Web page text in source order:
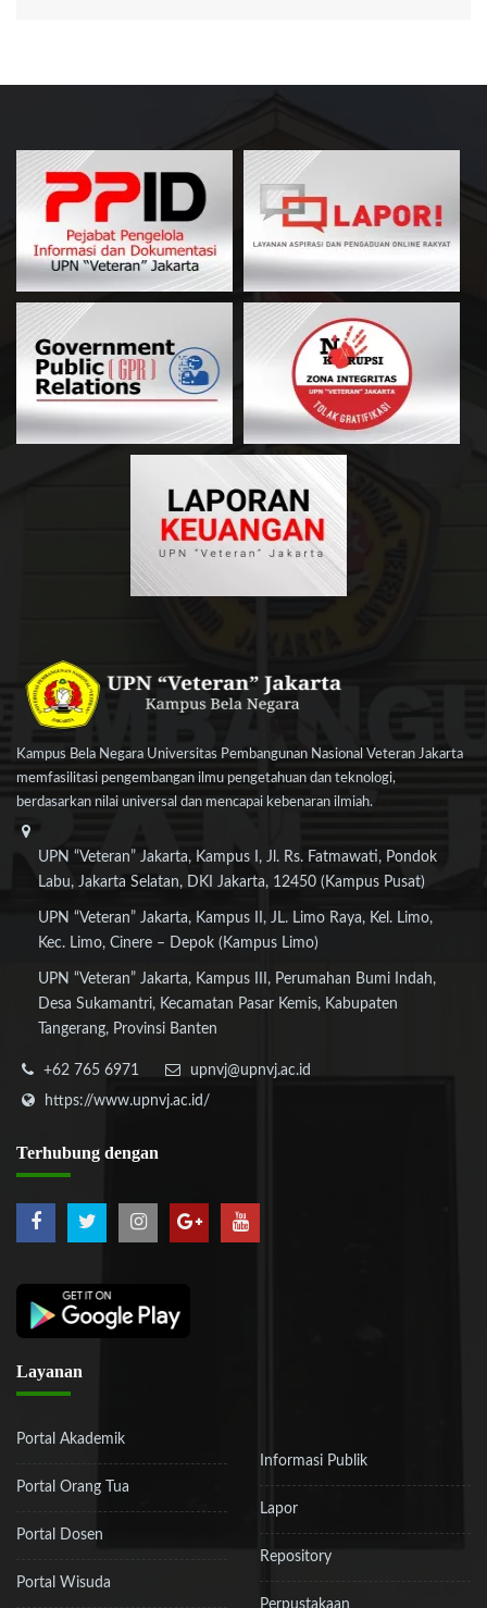
Kampus Bela Negara Universitas Pembangunan Nasional Veteran Jakarta
memfasilitasi pengembangan ilmu pengetahuan dan teknologi,
berdasarkan nilai universal dan mencapai kebenaran ilmiah.
UPN “Veteran” Jakarta, Kampus I, Jl. Rs. Fatmawati, Pondok
Labu, Jakarta Selatan, DKI Jakarta, 12450 (Kampus Pusat)
UPN “Veteran” Jakarta, Kampus II, JL. Limo Raya, Kel. Limo,
Kec. Limo, Cinere – Depok (Kampus Limo)
UPN “Veteran” Jakarta, Kampus III, Perumahan Bumi Indah,
Desa Sukamantri, Kecamatan Pasar Kemis, Kabupaten
Tangerang, Provinsi Banten
+62 765 6971
upnvj@upnvj.ac.id
https://www.upnvj.ac.id/
Terhubung dengan
Layanan
Portal Akademik
Portal Orang Tua
Portal Dosen
Portal Wisuda
Informasi Publik
Lapor
Repository